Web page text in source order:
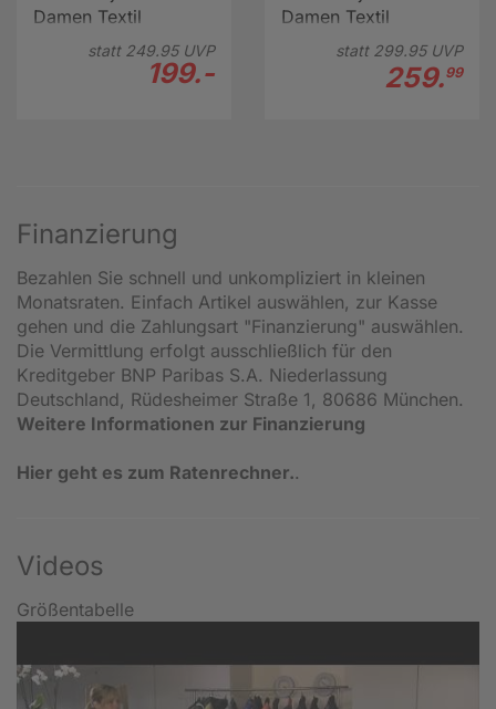
Damen Textil
statt 249.95UVP
199.-
Damen Textil
statt 299.95UVP
259.99
Finanzierung
Bezahlen Sie schnell und unkompliziert in kleinen
Monatsraten. Einfach Artikel auswählen, zur Kasse
gehen und die Zahlungsart "Finanzierung" auswählen.
Die Vermittlung erfolgt ausschließlich für den
Kreditgeber BNP Paribas S.A. Niederlassung
Deutschland, Rüdesheimer Straße 1, 80686 München.
Weitere Informationen zur Finanzierung
Hier geht es zum Ratenrechner..
Videos
Größentabelle